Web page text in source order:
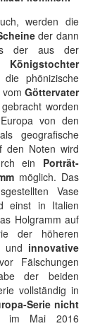
werden die
der dann
der aus der
Königstochter
phönizische
Göttervater
worden
von den
geografische
den Noten wird
ein Porträt-
möglich. Das
Vase
einst in Italien
Holgramm auf
der höheren
und innovative
Fälschungen
der beiden
vollständig in
Serie nicht
im Mai 2016